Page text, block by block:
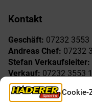
Cookie-
Kontakt
Geschäft: 07232 3553
Andreas Chef: 07232
Stefan Verkaufsleiter:
Verkauf: 07232 3553
Reklamationen: